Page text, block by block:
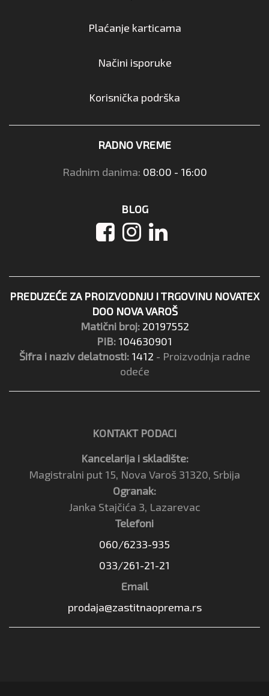
Plaćanje karticama
Načini isporuke
Korisnička podrška
RADNO VREME
Radnim danima: 08:00 - 16:00
BLOG
PREDUZEĆE ZA PROIZVODNJU I TRGOVINU NOVATEX
DOO NOVA VAROŠ
Matični broj: 20197552
PIB: 104630901
Šifra i naziv delatnosti: 1412 - Proizvodnja radne
odeće
KONTAKT PODACI
Kancelarija i skladište:
Magistralni put 15, Nova Varoš 31320, Srbija
Ogranak:
Janka Stajčića 3, Lazarevac
Telefoni
060/6233-935
033/261-21-21
Email
prodaja@zastitnaoprema.rs